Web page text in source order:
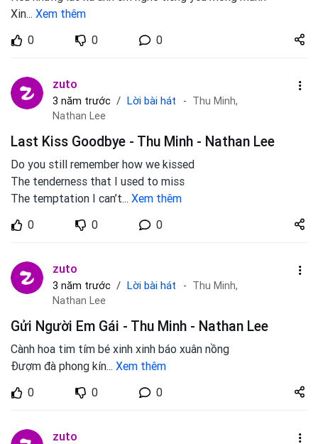
Xin... Xem thêm
0
0 0
Share
zuto.vn
zuto
3 năm trước Lời bài hát
Thu Minh,
Nathan Lee
Last Kiss Goodbye - Thu Minh - Nathan Lee
Do you still remember how we kissed
The tenderness that I used to miss
The temptation I can’t... Xem thêm
0
0 0
Share
zuto.vn
zuto
3 năm trước Lời bài hát
Thu Minh,
Nathan Lee
Gửi Người Em Gái - Thu Minh - Nathan Lee
Cành hoa tim tím bé xinh xinh báo xuân nồng
Đượm đà phong kín... Xem thêm
0
0 0
Share
zuto.vn
zuto